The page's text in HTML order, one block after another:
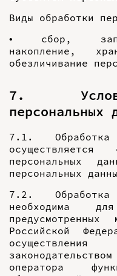
Виды обработки
• сбор,
накопление,
обезличивание
7.
персональных
7.1. Обработка
персональных
персональных
7.2. Обработка
необходима
предусмотренных
Российской
оператора